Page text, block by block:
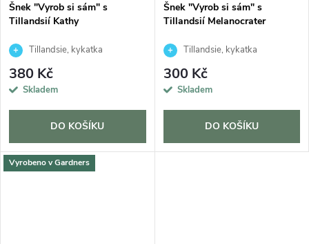
Šnek "Vyrob si sám" s
Tillandsií Kathy
Tillandsie, kykatka
380 Kč
Skladem
DO KOŠÍKU
Šnek "Vyrob si sám" s
Tillandsií Melanocrater
Tillandsie, kykatka
300 Kč
Skladem
DO KOŠÍKU
Vyrobeno v Gardners